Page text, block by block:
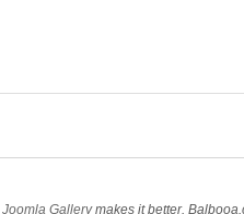
Joomla Gallerymakes it better.